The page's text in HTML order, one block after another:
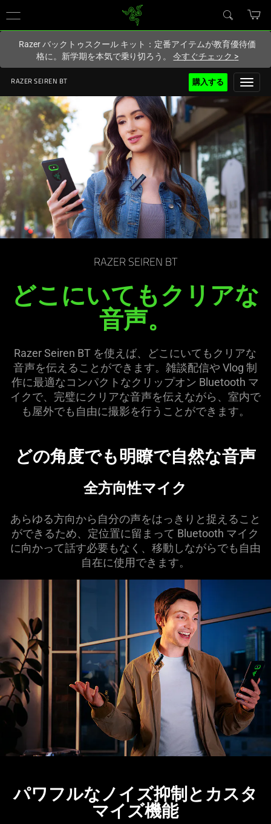
サイトにアクセスしています.
Razer バックトゥスクール キット：定番アイテムが教育優待価
格に。新学期を本気で乗り切ろう。今すぐチェック >
RAZER SEIREN BT 購入する
RAZER SEIREN BT
どこにいてもクリアな
音声。
Razer Seiren BT を使えば、どこにいてもクリアな
音声を伝えることができます。雑談配信や Vlog 制
作に最適なコンパクトなクリップオン Bluetooth マ
イクで、完璧にクリアな音声を伝えながら、室内で
も屋外でも自由に撮影を行うことができます。
どの角度でも明瞭で自然な音声
全方向性マイク
あらゆる方向から自分の声をはっきりと捉えること
ができるため、定位置に留まって Bluetooth マイク
に向かって話す必要もなく、移動しながらでも自由
自在に使用できます。
パワフルなノイズ抑制とカスタ
マイズ機能